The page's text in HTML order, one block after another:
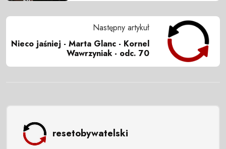
Następny artykuł
Nieco jaśniej - Marta Glanc - Kornel
Wawrzyniak - odc. 70
resetobywatelski